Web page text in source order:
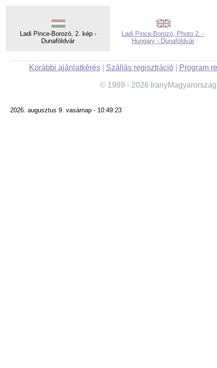
Ladi Pince-Borozó, 2. kép -
Dunaföldvár
Ladi Pince-Borozó, Photo 2. -
Hungary - Dunaföldvár
Korábbi ajánlatkérés| Szállás regisztráció| Program
© 1989 - 2026
2026. augusztus 9. vasárnap - 10:49:23